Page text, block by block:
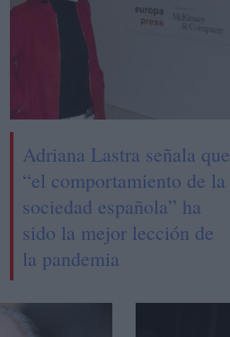
Adriana Lastra señala que
“el comportamiento de la
sociedad española” ha
sido la mejor lección de
la pandemia